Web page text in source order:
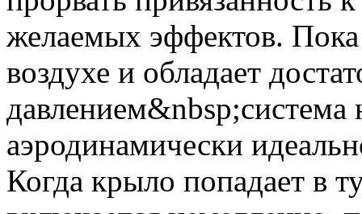
желаемых эффектов.
воздухе и обладает
давлением&nbsp;система
аэродинамически
Когда крыло попадает в